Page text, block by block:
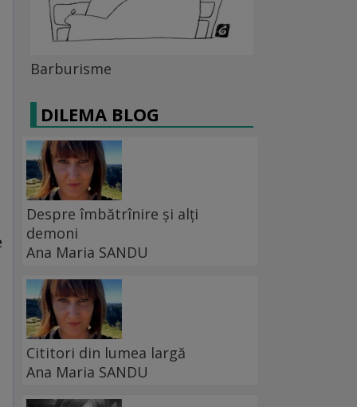
Barburisme
DILEMA BLOG
Despre îmbătrînire și alți
demoni
Ana Maria SANDU
Cititori din lumea largă
Ana Maria SANDU